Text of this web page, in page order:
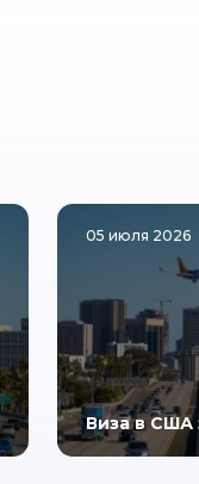
05 июля 2026
Виза в США